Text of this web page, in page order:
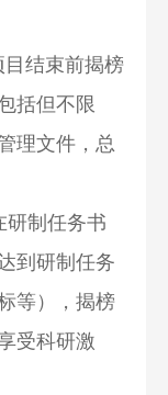
目结束前揭榜
括但不限
理文件，总
研制任务书
到研制任务
等），揭榜
受科研激